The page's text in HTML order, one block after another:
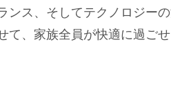
ンス、そしてテクノロジー
て、家族全員が快適に過ご